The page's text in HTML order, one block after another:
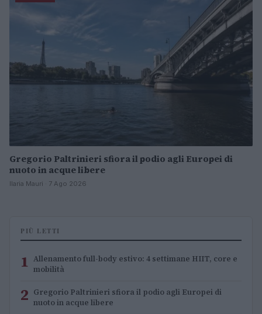
Gregorio Paltrinieri sfiora il podio agli Europei di
nuoto in acque libere
Ilaria Mauri · 7 Ago 2026
PIÙ LETTI
1 Allenamento full-body estivo: 4 settimane HIIT, core e
mobilità
2 Gregorio Paltrinieri sfiora il podio agli Europei di
nuoto in acque libere